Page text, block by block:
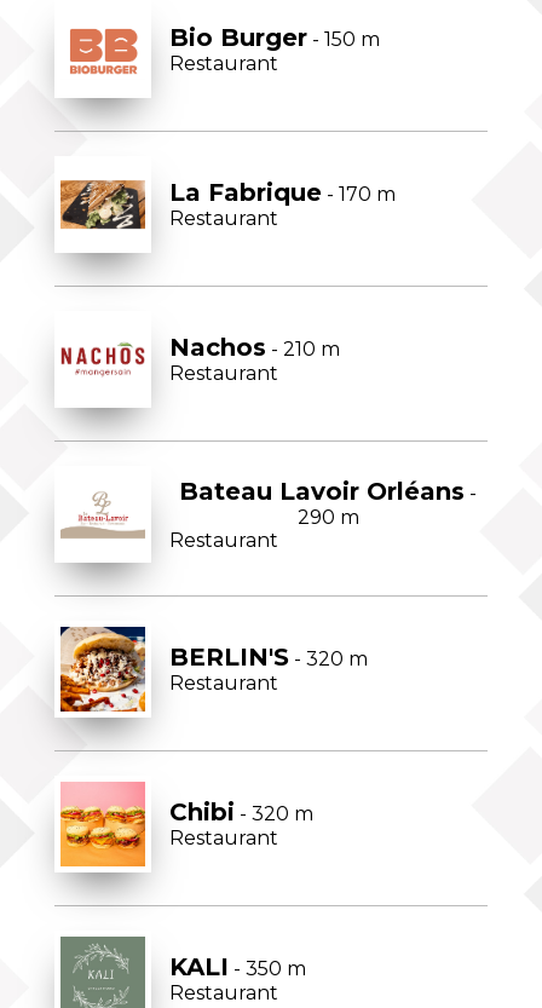
Bio Burger- 150 m
Restaurant
La Fabrique- 170 m
Restaurant
Nachos - 210 m
Restaurant
Bateau Lavoir Orléans -
290 m
Restaurant
BERLIN'S- 320 m
Restaurant
Chibi - 320 m
Restaurant
KALI - 350 m
Restaurant